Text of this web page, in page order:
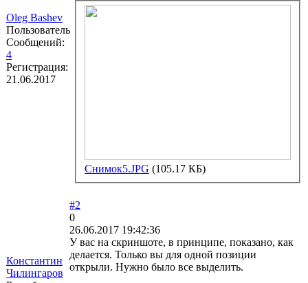
Oleg Bashev
Пользователь
Сообщений:
4
Регистрация:
21.06.2017
Снимок5.JPG (105.17 КБ)
Константин
Чилингаров
#2
0
26.06.2017 19:42:36
У вас на скриншоте, в принципе, показано, как
делается. Только вы для одной позиции
открыли. Нужно было все выделить.